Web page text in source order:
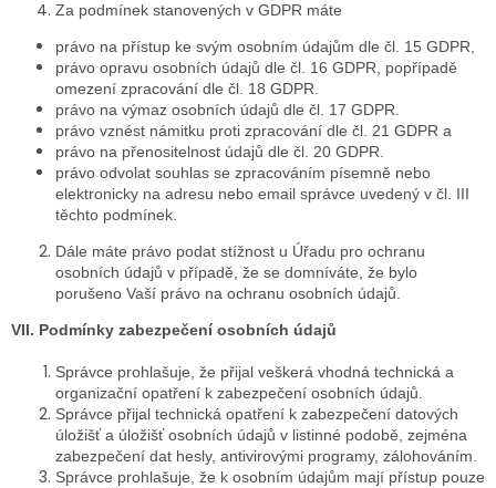
Za podmínek stanovených v GDPR máte
právo na přístup ke svým osobním údajům dle čl. 15 GDPR,
právo opravu osobních údajů dle čl. 16 GDPR, popřípadě
omezení zpracování dle čl. 18 GDPR.
právo na výmaz osobních údajů dle čl. 17 GDPR.
právo vznést námitku proti zpracování dle čl. 21 GDPR a
právo na přenositelnost údajů dle čl. 20 GDPR.
právo odvolat souhlas se zpracováním písemně nebo
elektronicky na adresu nebo email správce uvedený v čl. III
těchto podmínek.
Dále máte právo podat stížnost u Úřadu pro ochranu
osobních údajů v případě, že se domníváte, že bylo
porušeno Vaší právo na ochranu osobních údajů.
VII. Podmínky zabezpečení osobních údajů
Správce prohlašuje, že přijal veškerá vhodná technická a
organizační opatření k zabezpečení osobních údajů.
Správce přijal technická opatření k zabezpečení datových
úložišť a úložišť osobních údajů v listinné podobě, zejména
zabezpečení dat hesly, antivirovými programy, zálohováním.
Správce prohlašuje, že k osobním údajům mají přístup pouze